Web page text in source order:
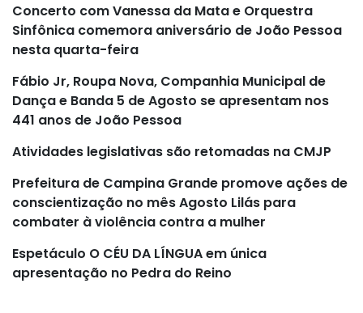
Concerto com Vanessa da Mata e Orquestra
Sinfônica comemora aniversário de João Pessoa
nesta quarta-feira
Fábio Jr, Roupa Nova, Companhia Municipal de
Dança e Banda 5 de Agosto se apresentam nos
441 anos de João Pessoa
Atividades legislativas são retomadas na CMJP
Prefeitura de Campina Grande promove ações de
conscientização no mês Agosto Lilás para
combater à violência contra a mulher
Espetáculo O CÉU DA LÍNGUA em única
apresentação no Pedra do Reino